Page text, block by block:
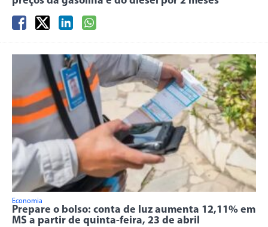
Economia
Prepare o bolso: conta de luz aumenta 12,11% em
MS a partir de quinta-feira, 23 de abril